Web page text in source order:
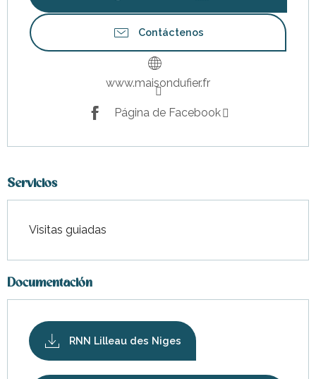
Contáctenos
www.maisondufier.fr
Página de Facebook
Servicios
Visitas guiadas
Documentación
RNN Lilleau des Niges